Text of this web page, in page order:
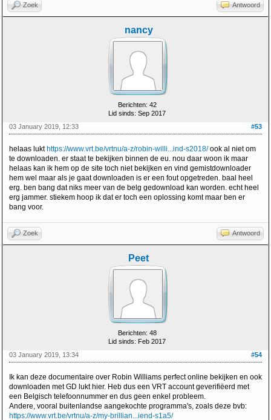
Zoek Antwoord
nancy
Berichten: 42
Lid sinds: Sep 2017
#53
03 January 2019, 12:33
helaas lukt https://www.vrt.be/vrtnu/a-z/robin-willi...ind-s2018/ook al niet om
te downloaden. er staat te bekijken binnen de eu. nou daar woon ik maar
helaas kan ik hem op de site toch niet bekijken en vind gemistdownloader
hem wel maar als je gaat downloaden is er een fout opgetreden. baal heel
erg. ben bang dat niks meer van de belg gedownload kan worden. echt heel
erg jammer. stiekem hoop ik dat er toch een oplossing komt maar ben er
bang voor.
Zoek Antwoord
Peet
Berichten: 48
Lid sinds: Feb 2017
#54
03 January 2019, 13:34
Ik kan deze documentaire over Robin Williams perfect online bekijken en ook
downloaden met GD lukt hier. Heb dus een VRT account geverifiëerd met
een Belgisch telefoonnummer en dus geen enkel probleem.
Andere, vooral buitenlandse aangekochte programma's, zoals deze bvb:
https://www.vrt.be/vrtnu/a-z/my-brillian...iend-s1a5/